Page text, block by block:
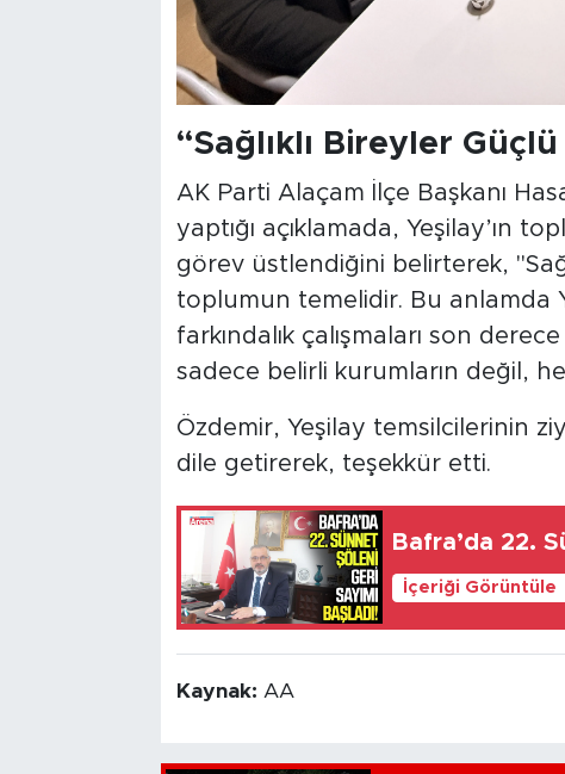
“Sağlıklı Bireyler
AK Parti Alaçam İlçe Başkanı
yaptığı açıklamada, Yeşilay’ın
görev üstlendiğini belirterek,
toplumun temelidir. Bu anlamda
farkındalık çalışmaları son
sadece belirli kurumların değil,
Özdemir, Yeşilay temsilcilerinin
dile getirerek, teşekkür etti.
Bafra’da 22.
İçeriği Görüntüle
Kaynak: AA